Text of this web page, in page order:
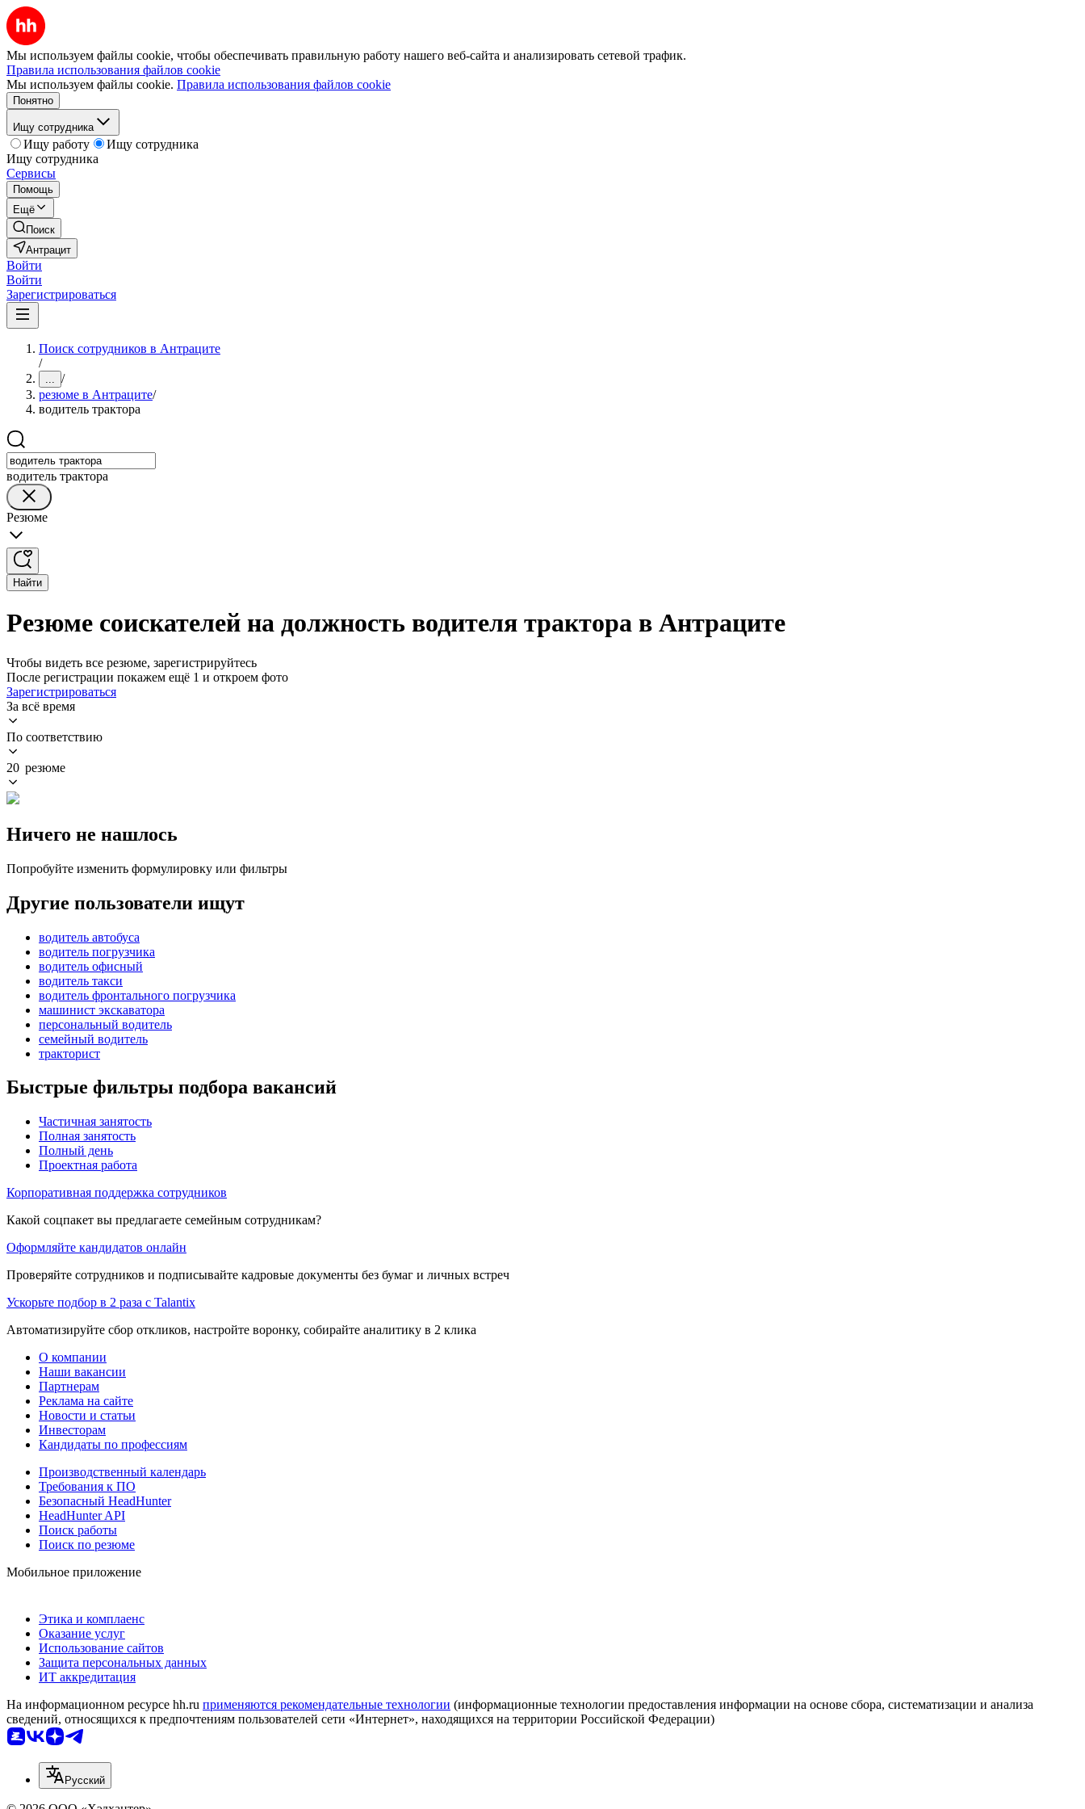
Мы используем файлы cookie, чтобы обеспечивать правильную работу нашего веб-сайта и анализировать сетевой трафик.
Правила использования файлов cookie
Мы используем файлы cookie. Правила использования файлов cookie
Понятно
Ищу сотрудника
Ищу работу
Ищу сотрудника
Ищу сотрудника
Сервисы
Помощь
Ещё
Поиск
Антрацит
Войти
Войти
Зарегистрироваться
Поиск сотрудников в Антраците
/
... /
резюме в Антраците/
водитель трактора
водитель трактора
Резюме
Найти
Резюме соискателей на должность водителя трактора в Антраците
Чтобы видеть все резюме, зарегистрируйтесь
После регистрации покажем ещё 1 и откроем фото
Зарегистрироваться
За всё время
По соответствию
20 резюме
Ничего не нашлось
Попробуйте изменить формулировку или фильтры
Другие пользователи ищут
водитель автобуса
водитель погрузчика
водитель офисный
водитель такси
водитель фронтального погрузчика
машинист экскаватора
персональный водитель
семейный водитель
тракторист
Быстрые фильтры подбора вакансий
Частичная занятость
Полная занятость
Полный день
Проектная работа
Корпоративная поддержка сотрудников
Какой соцпакет вы предлагаете семейным сотрудникам?
Оформляйте кандидатов онлайн
Проверяйте сотрудников и подписывайте кадровые документы без бумаг и личных встреч
Ускорьте подбор в 2 раза с Talantix
Автоматизируйте сбор откликов, настройте воронку, собирайте аналитику в 2 клика
О компании
Наши вакансии
Партнерам
Реклама на сайте
Новости и статьи
Инвесторам
Кандидаты по профессиям
Производственный календарь
Требования к ПО
Безопасный HeadHunter
HeadHunter API
Поиск работы
Поиск по резюме
Мобильное приложение
Этика и комплаенс
Оказание услуг
Использование сайтов
Защита персональных данных
ИТ аккредитация
На информационном ресурсе hh.ru применяются рекомендательные технологии (информационные технологии предоставления информации на основе сбора, систематизации и анализа
сведений, относящихся к предпочтениям пользователей сети «Интернет», находящихся на территории Российской Федерации)
Русский